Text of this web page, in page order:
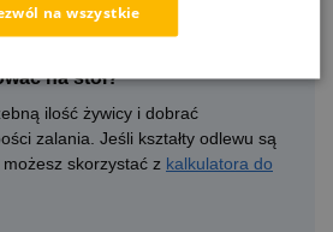
na stół?
ilość żywicy i dobrać
zalania. Jeśli kształty odlewu są
skorzystać z kalkulatora do
na wszystkie